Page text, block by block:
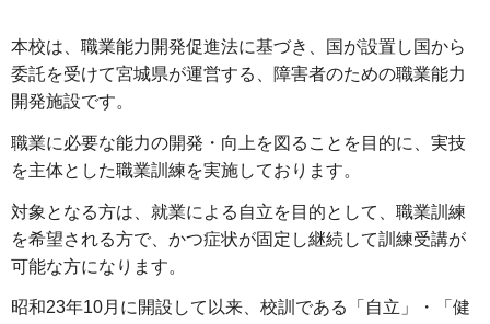
本校は、職業能力開発促進法に基づき、国が設置し国から
委託を受けて宮城県が運営する、障害者のための職業能力
開発施設です。
職業に必要な能力の開発・向上を図ることを目的に、実技
を主体とした職業訓練を実施しております。
対象となる方は、就業による自立を目的として、職業訓練
を希望される方で、かつ症状が固定し継続して訓練受講が
可能な方になります。
昭和23年10月に開設して以来、校訓である「自立」・「健